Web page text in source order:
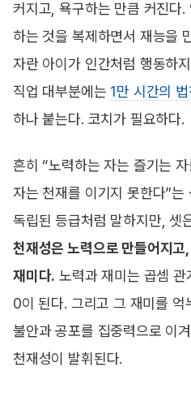
커지고, 욕구하는 만큼 커진다
하는 것을 복제하면서 재능을
자란 아이가 인간처럼 행동하
직업 대부분에는 1만 시간의 법
하나 붙는다. 코치가 필요하다.
흔히 “노력하는 자는 즐기는
자는 천재를 이기지 못한다”는
독립된 등급처럼 말하지만, 셋
천재성은 노력으로 만들어지
재미다. 노력과 재미는 곱셈
0이 된다. 그리고 그 재미를 억
불안과 공포를 집중력으로 이
천재성이 발휘된다.